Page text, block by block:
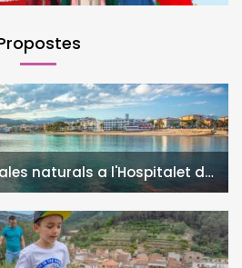
naturals a l'Hospitalet de
i la Vall de Llors